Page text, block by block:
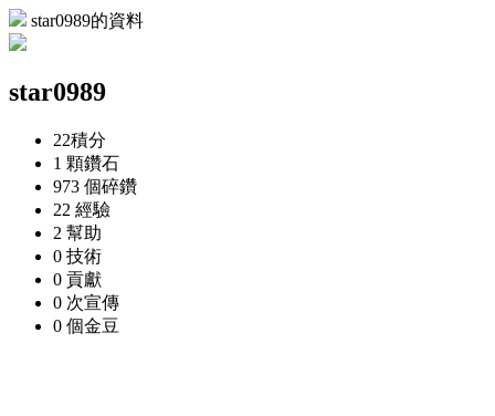
star0989的資料
star0989
22積分
1 顆鑽石
973 個碎鑽
22 經驗
2 幫助
0 技術
0 貢獻
0 次宣傳
0 個金豆